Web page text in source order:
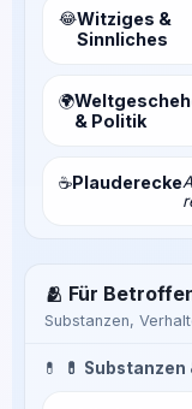
😂Witziges &
Sinnliches
🌍
& Politik
☕Plauderecke
🫂 Für
Substanzen,
💊 💊 Substanzen